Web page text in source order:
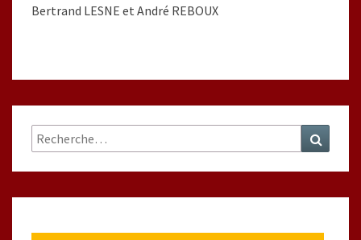
Bertrand LESNE et André REBOUX
Rechercher :